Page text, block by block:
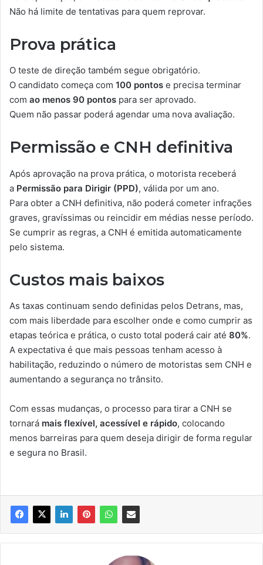
Não há limite de tentativas para quem reprovar.
Prova prática
O teste de direção também segue obrigatório.
O candidato começa com 100 pontos e precisa terminar
com ao menos 90 pontos para ser aprovado.
Quem não passar poderá agendar uma nova avaliação.
Permissão e CNH definitiva
Após aprovação na prova prática, o motorista receberá
a Permissão para Dirigir (PPD), válida por um ano.
Para obter a CNH definitiva, não poderá cometer infrações
graves, gravíssimas ou reincidir em médias nesse período.
Se cumprir as regras, a CNH é emitida automaticamente
pelo sistema.
Custos mais baixos
As taxas continuam sendo definidas pelos Detrans, mas,
com mais liberdade para escolher onde e como cumprir as
etapas teórica e prática, o custo total poderá cair até 80%.
A expectativa é que mais pessoas tenham acesso à
habilitação, reduzindo o número de motoristas sem CNH e
aumentando a segurança no trânsito.
Com essas mudanças, o processo para tirar a CNH se
tornará mais flexível, acessível e rápido, colocando
menos barreiras para quem deseja dirigir de forma regular
e segura no Brasil.